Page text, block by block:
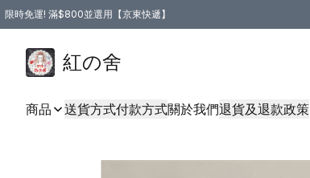
限時免運! 滿$800並選用【京東快遞】
紅の舍
商品 送貨方式付款方式關於我們退貨及退款政策